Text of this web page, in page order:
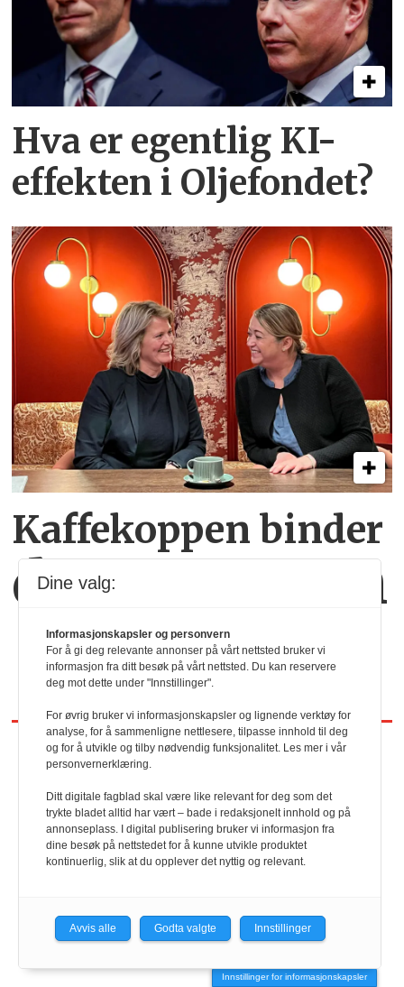
Hva er egentlig KI-
effekten i Oljefondet?
Kaffekoppen binder
dem sammen
REDAKTØR
HRmagasinet/hrmagasinet.no
Geir Christiansen
901 98 440
Innstillinger for informasjonskapsler
Dine valg:
Informasjonskapsler og personvern
For å gi deg relevante annonser på vårt nettsted bruker vi
informasjon fra ditt besøk på vårt nettsted. Du kan reservere
deg mot dette under "Innstillinger".
For øvrig bruker vi informasjonskapsler og lignende verktøy for
analyse, for å sammenligne nettlesere, tilpasse innhold til deg
og for å utvikle og tilby nødvendig funksjonalitet. Les mer i vår
personvernerklæring.
Ditt digitale fagblad skal være like relevant for deg som det
trykte bladet alltid har vært – bade i redaksjonelt innhold og på
annonseplass. I digital publisering bruker vi informasjon fra
dine besøk på nettstedet for å kunne utvikle produktet
kontinuerlig, slik at du opplever det nyttig og relevant.
Avvis alle Godta valgte Innstillinger